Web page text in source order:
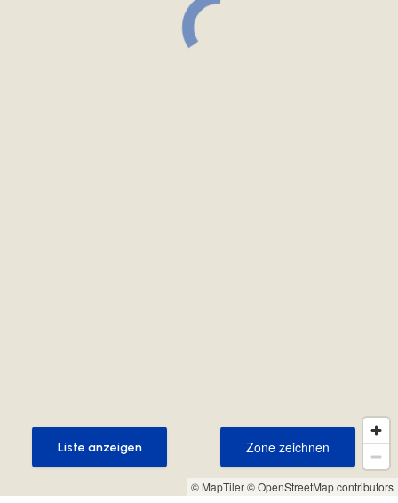
© MapTiler© OpenStreetMap contributors
Zone zeichnen
Zone zeichnen
Liste anzeigen
Liste anzeigen